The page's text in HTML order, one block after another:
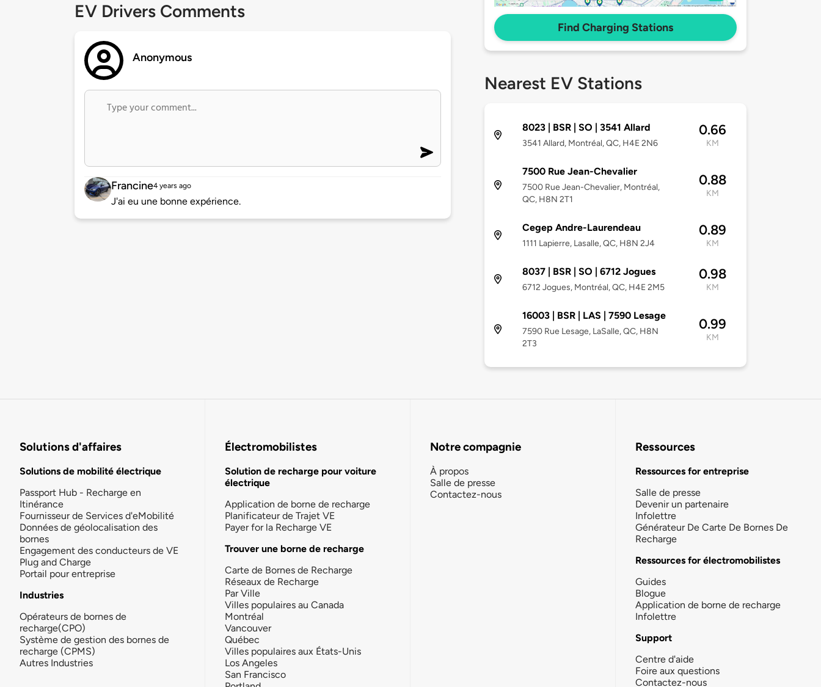
EV Drivers Comments
Anonymous
Francine4 years ago
J'ai eu une bonne expérience.
Find Charging Stations
Nearest EV Stations
8023 | BSR | SO | 3541 Allard
3541 Allard, Montréal, QC, H4E 2N6
0.66
KM
7500 Rue Jean-Chevalier
7500 Rue Jean-Chevalier, Montréal,
QC, H8N 2T1
0.88
KM
Cegep Andre-Laurendeau
1111 Lapierre, Lasalle, QC, H8N 2J4
0.89
KM
8037 | BSR | SO | 6712 Jogues
6712 Jogues, Montréal, QC, H4E 2M5
0.98
KM
16003 | BSR | LAS | 7590 Lesage
7590 Rue Lesage, LaSalle, QC, H8N
2T3
0.99
KM
Solutions d'affaires
Solutions de mobilité électrique
Passport Hub - Recharge en
Itinérance
Fournisseur de Services d'eMobilité
Données de géolocalisation des
bornes
Engagement des conducteurs de VE
Plug and Charge
Portail pour entreprise
Industries
Opérateurs de bornes de
recharge(CPO)
Système de gestion des bornes de
recharge (CPMS)
Autres Industries
Électromobilistes
Solution de recharge pour voiture
électrique
Application de borne de recharge
Planificateur de Trajet VE
Payer for la Recharge VE
Trouver une borne de recharge
Carte de Bornes de Recharge
Réseaux de Recharge
Par Ville
Villes populaires au Canada
Montréal
Vancouver
Québec
Villes populaires aux États-Unis
Los Angeles
San Francisco
Notre compagnie
À propos
Salle de presse
Contactez-nous
Ressources
Ressources for entreprise
Salle de presse
Devenir un partenaire
Infolettre
Générateur De Carte De Bornes De
Recharge
Ressources for électromobilistes
Guides
Blogue
Application de borne de recharge
Infolettre
Support
Centre d'aide
Foire aux questions
Contactez-nous